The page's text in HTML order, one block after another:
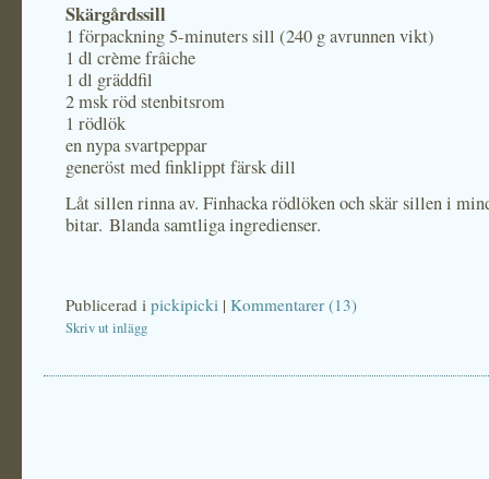
Skärgårdssill
1 förpackning 5-minuters sill (240 g avrunnen vikt)
1 dl crème frâiche
1 dl gräddfil
2 msk röd stenbitsrom
1 rödlök
en nypa svartpeppar
generöst med finklippt färsk dill
Låt sillen rinna av. Finhacka rödlöken och skär sillen i
bitar. Blanda samtliga ingredienser.
Publicerad i pickipicki | Kommentarer (13)
Skriv ut inlägg